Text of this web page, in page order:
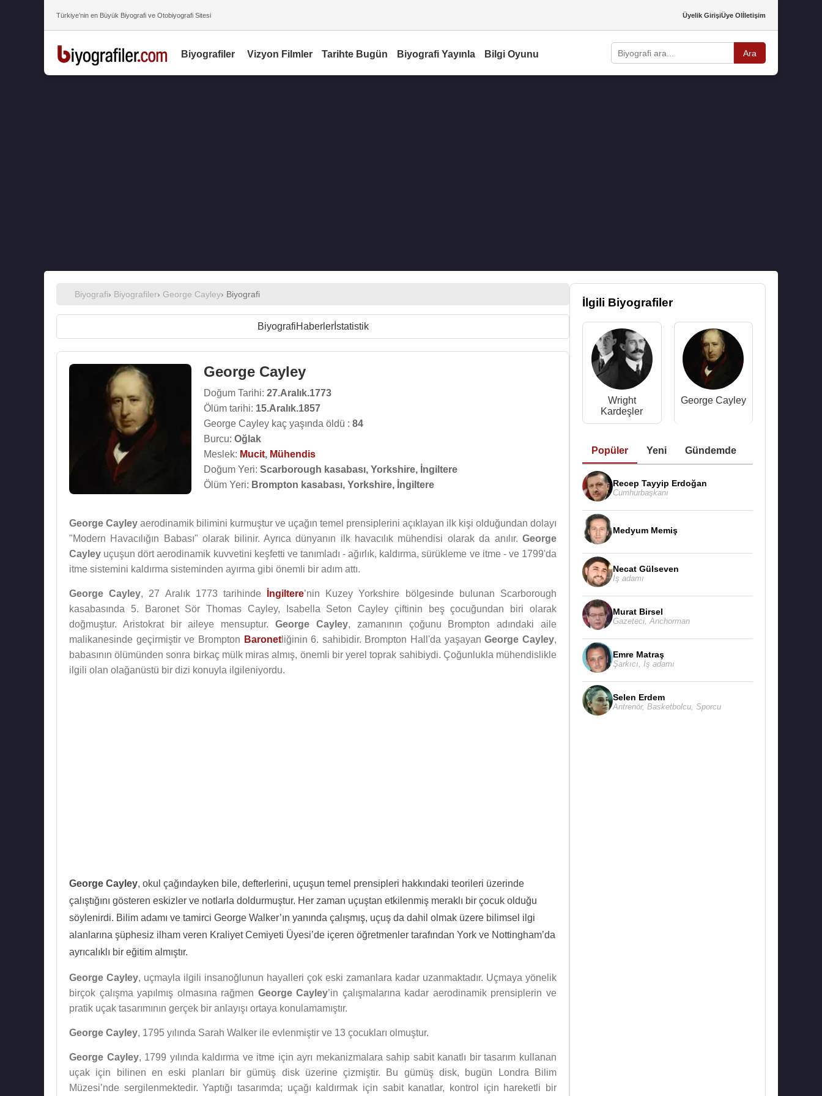
Türkiye’nin en Büyük Biyografi ve Otobiyografi Sitesi Üyelik GirişiÜye Olİletişim
Biyografiler Vizyon Filmler Tarihte Bugün Biyografi Yayınla Bilgi Oyunu Ara
Biyografi› Biyografiler› George Cayley› Biyografi
BiyografiHaberlerİstatistik
George Cayley
Doğum Tarihi: 27.Aralık.1773
Ölüm tarihi: 15.Aralık.1857
George Cayley kaç yaşında öldü : 84
Burcu: Oğlak
Meslek: Mucit, Mühendis
Doğum Yeri: Scarborough kasabası, Yorkshire, İngiltere
Ölüm Yeri: Brompton kasabası, Yorkshire, İngiltere
George Cayley aerodinamik bilimini kurmuştur ve uçağın temel prensiplerini açıklayan ilk kişi olduğundan dolayı
"Modern Havacılığın Babası" olarak bilinir. Ayrıca dünyanın ilk havacılık mühendisi olarak da anılır. George
Cayley uçuşun dört aerodinamik kuvvetini keşfetti ve tanımladı - ağırlık, kaldırma, sürükleme ve itme - ve 1799'da
itme sistemini kaldırma sisteminden ayırma gibi önemli bir adım attı.
George Cayley, 27 Aralık 1773 tarihinde İngiltere’nin Kuzey Yorkshire bölgesinde bulunan Scarborough
kasabasında 5. Baronet Sör Thomas Cayley, Isabella Seton Cayley çiftinin beş çocuğundan biri olarak
doğmuştur. Aristokrat bir aileye mensuptur.George Cayley, zamanının çoğunu Brompton adındaki aile
malikanesinde geçirmiştir ve Brompton Baronetliğinin 6. sahibidir. Brompton Hall'da yaşayanGeorge Cayley,
babasının ölümünden sonra birkaç mülk miras almış, önemli bir yerel toprak sahibiydi. Çoğunlukla mühendislikle
ilgili olan olağanüstü bir dizi konuyla ilgileniyordu.
George Cayley, okul çağındayken bile, defterlerini, uçuşun temel prensipleri hakkındaki teorileri üzerinde
çalıştığını gösteren eskizler ve notlarla doldurmuştur. Her zaman uçuştan etkilenmiş meraklı bir çocuk olduğu
söylenirdi. Bilim adamı ve tamirci George Walker’ın yanında çalışmış, uçuş da dahil olmak üzere bilimsel ilgi
alanlarına şüphesiz ilham veren Kraliyet Cemiyeti Üyesi’de içeren öğretmenler tarafından York ve Nottingham’da
ayrıcalıklı bir eğitim almıştır.
George Cayley, uçmayla ilgili insanoğlunun hayalleri çok eski zamanlara kadar uzanmaktadır. Uçmaya yönelik
birçok çalışma yapılmış olmasına rağmen George Cayley’in çalışmalarına kadar aerodinamik prensiplerin ve
pratik uçak tasarımının gerçek bir anlayışı ortaya konulamamıştır.
George Cayley, 1795 yılında Sarah Walker ile evlenmiştir ve 13 çocukları olmuştur.
George Cayley, 1799 yılında kaldırma ve itme için ayrı mekanizmalara sahip sabit kanatlı bir tasarım kullanan
uçak için bilinen en eski planları bir gümüş disk üzerine çizmiştir. Bu gümüş disk, bugün Londra Bilim
Müzesi’nde sergilenmektedir. Yaptığı tasarımda; uçağı kaldırmak için sabit kanatlar, kontrol için hareketli bir
İlgili Biyografiler
Wright
Kardeşler
George Cayley
Popüler Yeni Gündemde
Recep Tayyip Erdoğan
Cumhurbaşkanı
Medyum Memiş
Necat Gülseven
İş adamı
Murat Birsel
Gazeteci Anchorman
Emre Matraş
Şarkıcı İş adamı
Selen Erdem
Antrenör, Basketbolcu Sporcu